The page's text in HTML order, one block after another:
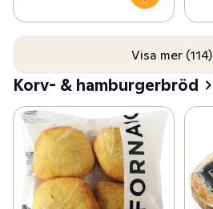
Visa mer (114)
Korv- & hamburgerbröd